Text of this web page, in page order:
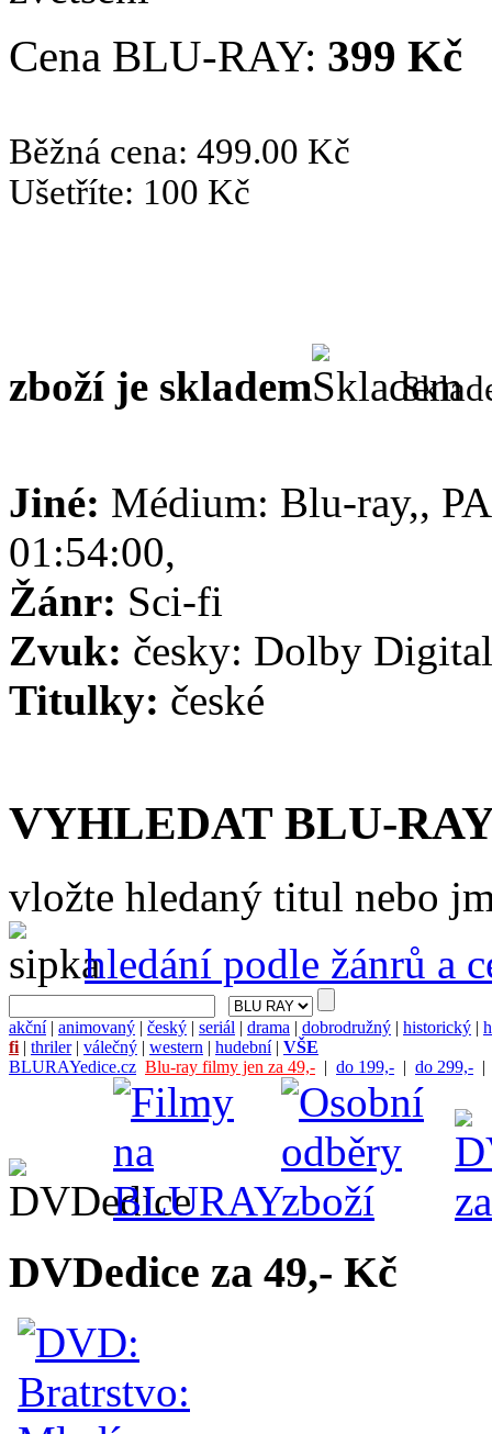
Cena BLU-RAY: 399 Kč
Běžná cena: 499.00 Kč
Ušetříte: 100 Kč
zboží je skladem
Jiné: Médium: Blu-ray,,
01:54:00,
Žánr: Sci-fi
Zvuk: česky: Dolby
Titulky: české
VYHLEDAT BLU-
vložte hledaný titul nebo
hledání podle žánrů a
akční| animovaný | český | seriál | drama | dobrodružný | historický |
fi | thriler| válečný | western | hudební| VŠE
BLURAYedice.cz Blu-ray filmy jen za 49,- | do 199,- | do 299,-
DVDedice za 49,- Kč